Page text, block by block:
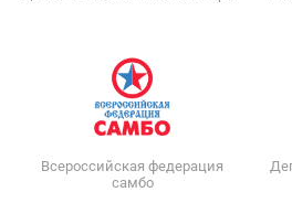
Всероссийская федерация
самбо